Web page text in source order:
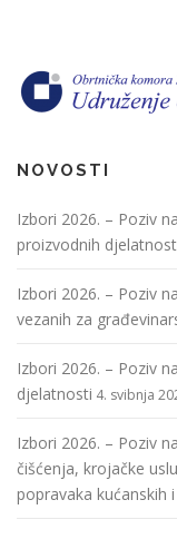
NOVOSTI
Izbori 2026. – Poziv
proizvodnih
Izbori 2026. – Poziv
vezanih za
Izbori 2026. – Poziv
djelatnosti 4. svibnja
Izbori 2026. – Poziv
čišćenja, krojačke
popravaka kućanskih